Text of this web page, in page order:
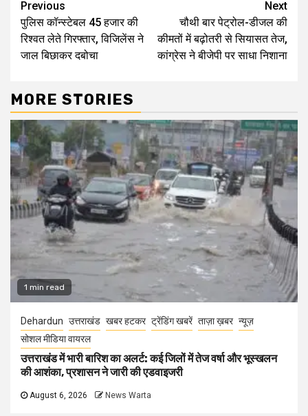
Continue
Reading
Previous
पुलिस कॉन्स्टेबल ₹45 हजार की
रिश्वत लेते गिरफ्तार, विजिलेंस ने
जाल बिछाकर दबोचा
Next
चौथी बार पेट्रोल-डीजल की
कीमतों में बढ़ोतरी से सियासत तेज,
कांग्रेस ने बीजेपी पर साधा निशाना
MORE STORIES
1 min read
Dehardun उत्तराखंड खबर हटकर ट्रेंडिंग खबरें ताज़ा ख़बर न्यूज़
सोशल मीडिया वायरल
उत्तराखंड में भारी बारिश का अलर्ट: कई जिलों में तेज वर्षा और भूस्खलन
की आशंका, प्रशासन ने जारी की एडवाइजरी
August 6, 2026 News Warta